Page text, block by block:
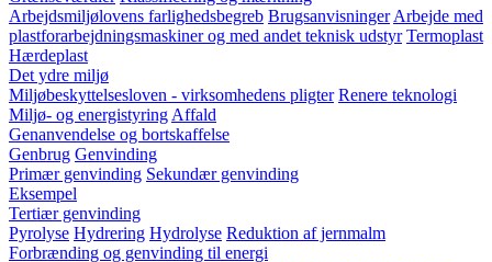
Arbejdsmiljølovens farlighedsbegreb Brugsanvisninger Arbejde med
plastforarbejdningsmaskiner og med andet teknisk udstyr Termoplast
Hærdeplast
Det ydre miljø
Miljøbeskyttelsesloven - virksomhedens pligter Renere teknologi
Miljø- og energistyring Affald
Genanvendelse og bortskaffelse
Genbrug Genvinding
Primær genvinding Sekundær genvinding
Eksempel
Tertiær genvinding
Pyrolyse Hydrering Hydrolyse Reduktion af jernmalm
Forbrænding og genvinding til energi